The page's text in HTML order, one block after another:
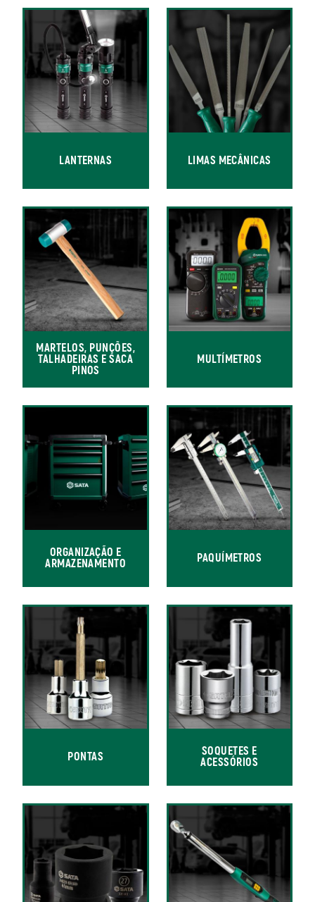
LANTERNAS LIMAS MECÂNICAS
MARTELOS, PUNÇÕES,
TALHADEIRAS E SACA
PINOS
MULTÍMETROS
ORGANIZAÇÃO E
ARMAZENAMENTO
PAQUÍMETROS
PONTAS
SOQUETES E
ACESSÓRIOS